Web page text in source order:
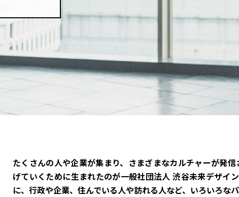
たくさんの人や企業が集まり、さまざまなカルチャーが発
げていくために生まれたのが一般社団法人 渋谷未来デザイ
に、行政や企業、住んでいる人や訪れる人など、いろいろな